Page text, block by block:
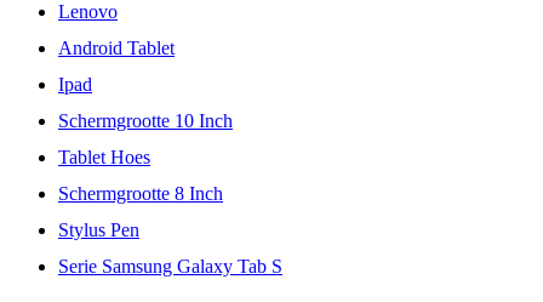
Lenovo
Android Tablet
Ipad
Schermgrootte 10 Inch
Tablet Hoes
Schermgrootte 8 Inch
Stylus Pen
Serie Samsung Galaxy Tab S